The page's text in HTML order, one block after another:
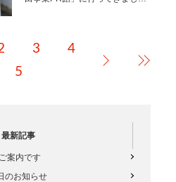
10分くらいで到着です。資料室
の中でネクスコ職員の方が工事
3
4
5
最新記事
案内です
のお知らせ